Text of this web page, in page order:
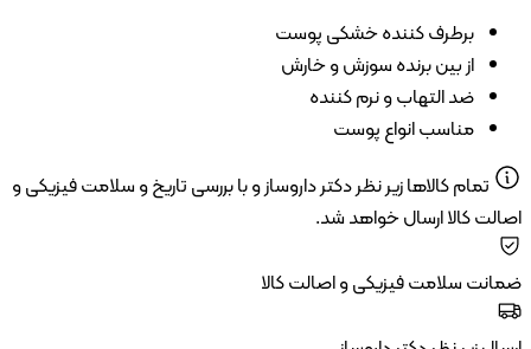
برطرف کننده خشکی پوست
از بین برنده سوزش و خارش
ضد التهاب و نرم کننده
مناسب انواع پوست
تمام کالاها زیر نظر دکتر داروساز و با بررسی تاریخ و سلامت فیزیکی و
کالا ارسال خواهد شد.
سلامت فیزیکی و اصالت کالا